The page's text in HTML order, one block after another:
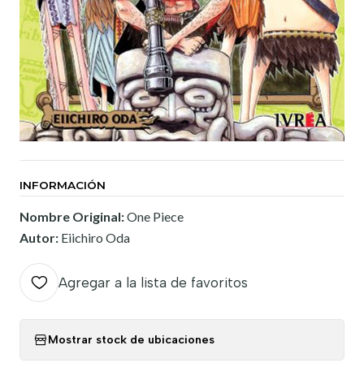
INFORMACIÓN
Nombre Original:One Piece
Autor: Eiichiro Oda
Agregar a la lista de favoritos
Mostrar stock de ubicaciones